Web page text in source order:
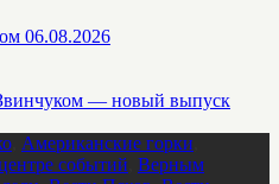
06.08.2026
— новый выпуск
Американские горки
событий Верным